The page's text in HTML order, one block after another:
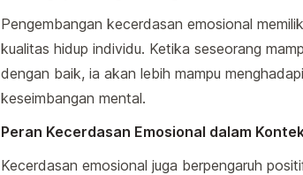
Pengembangan kecerdasan emosional
kualitas hidup individu. Ketika seseorang
dengan baik, ia akan lebih mampu
keseimbangan mental.
Peran Kecerdasan Emosional dalam
Kecerdasan emosional juga berpengaruh